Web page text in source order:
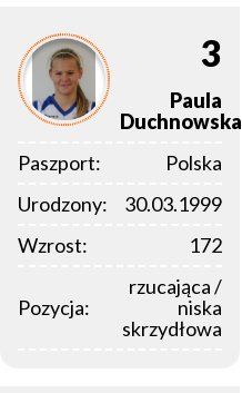
3
Paula
Duchnowska
Paszport:
Polska
Urodzony:
30.03.1999
Wzrost:
172
Pozycja:
rzucająca /
niska
skrzydłowa